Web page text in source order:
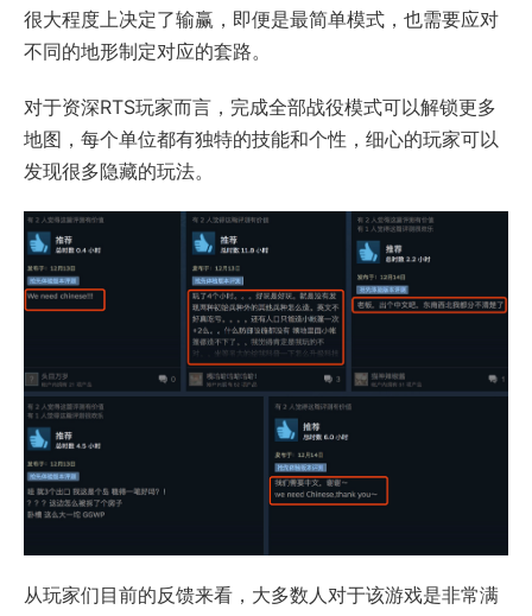
很大程度上决定了输赢，即便是最简单模式，也需要应对
不同的地形制定对应的套路。
对于资深RTS玩家而言，完成全部战役模式可以解锁更多
地图，每个单位都有独特的技能和个性，细心的玩家可以
发现很多隐藏的玩法。
从玩家们目前的反馈来看，大多数人对于该游戏是非常满